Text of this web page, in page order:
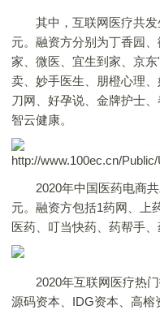
其中，互联网医疗共发
元。融资方分别为丁香园
家、微医、宜生到家、京
卖、妙手医生、朋橙心理
刀网、好孕说、金牌护士
智云健康。
2020年中国医药电商共
元。融资方包括1药网、上
医药、叮当快药、药帮手、
2020年互联网医疗热门
源码资本、IDG资本、高榕